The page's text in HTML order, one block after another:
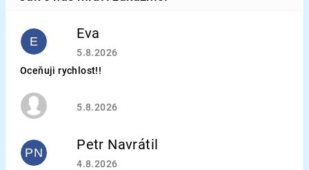
E Eva
Hodnocení obchodu je 5 z 5 hvězdiček.
5.8.2026
Oceňuji rychlost!!
Hodnocení obchodu je 5 z 5 hvězdiček.
5.8.2026
PN Petr Navrátil
Hodnocení obchodu je 5 z 5 hvězdiček.
4.8.2026